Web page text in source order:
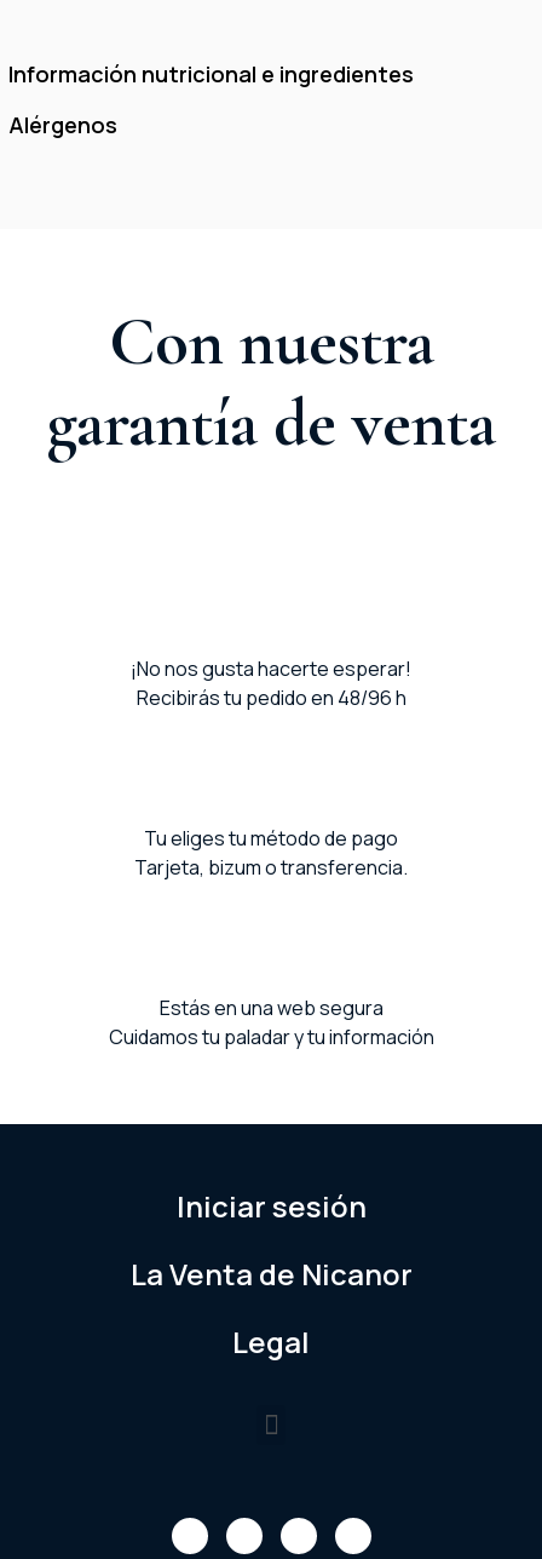
Información nutricional e ingredientes
Alérgenos
Con nuestra
garantía de venta
¡No nos gusta hacerte esperar!
Recibirás tu pedido en 48/96 h
Tu eliges tu método de pago
Tarjeta, bizum o transferencia.
Estás en una web segura
Cuidamos tu paladar y tu información
Iniciar sesión
La Venta de Nicanor
Legal